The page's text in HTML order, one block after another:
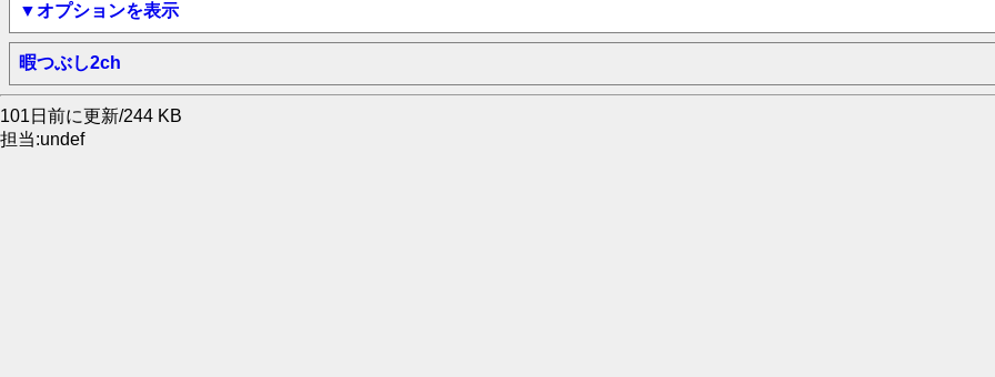
▼オプションを表示
暇つぶし2ch
101日前に更新/244 KB
担当:undef